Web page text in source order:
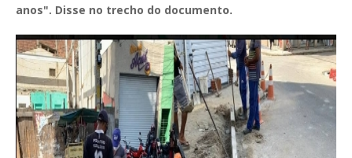
anos". Disse no trecho do documento.